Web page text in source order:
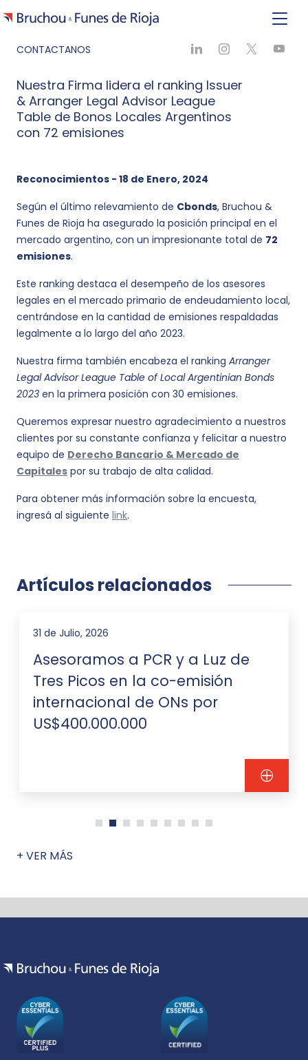
CONTACTANOS
Nuestra Firma lidera el ranking Issuer
& Arranger Legal Advisor League
Table de Bonos Locales Argentinos
con 72 emisiones
Reconocimientos - 18 de Enero, 2024
Según el último relevamiento de Cbonds, Bruchou &
Funes de Rioja ha asegurado la posición principal en el
mercado argentino, con un impresionante total de 72
emisiones.
Este ranking destaca el desempeño de los asesores
legales en el mercado primario de endeudamiento local,
centrándose en la cantidad de emisiones respaldadas
legalmente a lo largo del año 2023.
Nuestra firma también encabeza el ranking Arranger
Legal Advisor League Table of Local Argentinian Bonds
2023 en la primera posición con 30 emisiones.
Queremos expresar nuestro agradecimiento a nuestros
clientes por su constante confianza y felicitar a nuestro
equipo de Derecho Bancario & Mercado de
Capitales por su trabajo de alta calidad.
Para obtener más información sobre la encuesta,
ingresá al siguiente link.
Artículos relacionados
31 de Julio, 2026
Asesoramos a PCR y a Luz de
Tres Picos en la co-emisión
internacional de ONs por
US$400.000.000
+ VER MÁS